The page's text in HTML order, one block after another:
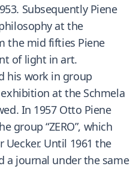
Subsequently Piene
at the
the mid fifties Piene
of light in art.
his work in group
at the Schmela
In 1957 Otto Piene
group “ZERO”, which
Uecker. Until 1961 the
a journal under the same